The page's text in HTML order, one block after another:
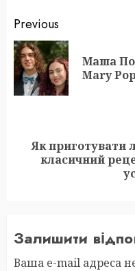
Post
navigation
Previous
Маша
Mary
Next
Як приготувати
класичний
Залишити
Ваша e-mail адреса